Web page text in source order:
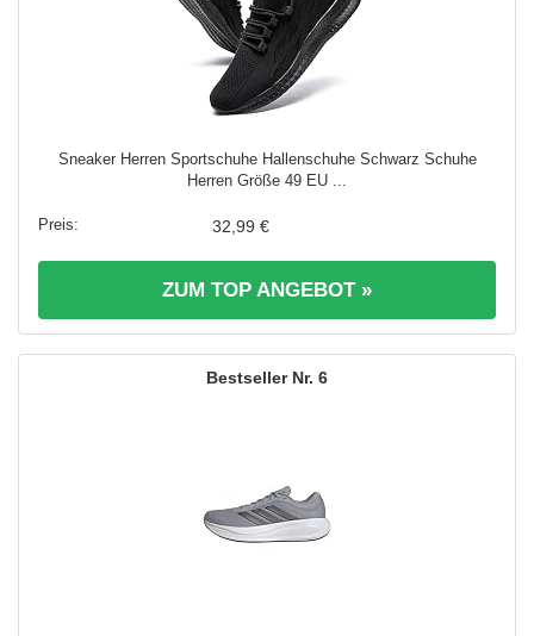
Sneaker Herren Sportschuhe Hallenschuhe Schwarz Schuhe
Herren Größe 49 EU ...
32,99 €
ZUM TOP ANGEBOT »
6